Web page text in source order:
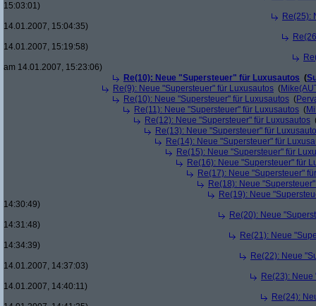
15:03:01)
Re(25):
14.01.2007, 15:04:35)
14.01.2007, 15:19:58)
am 14.01.2007, 15:23:06)
Re(10): Neue "Supersteuer" für Luxusautos (
Re(9): Neue "Supersteuer" für Luxusautos (
Re(10): Neue "Supersteuer" für Luxusautos (
Re(11): Neue "Supersteuer" für Luxusautos (
Re(12): Neue "Supersteuer" für Luxusautos
Re(13): Neue "Supersteuer" für
Re(14): Neue "Supersteuer" für
Re(15): Neue "Supersteuer" für
Re(16): Neue "Supersteuer" für
Re(17): Neue "Supersteuer"
Re(18): Neue
Re(19): Neue
14:30:49)
Re(20): Neue
14:31:48)
Re(21): Neue
14:34:39)
Re(22): Neue
14.01.2007, 14:37:03)
Re(23):
14.01.2007, 14:40:11)
Re(24):